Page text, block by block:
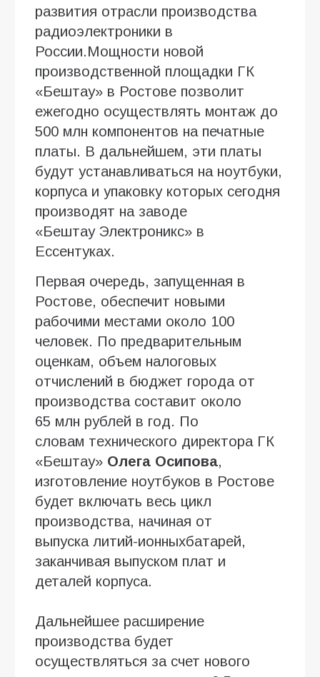
развития отрасли производства
радиоэлектроники в
России.Мощности новой
производственной площадки ГК
«Бештау» в Ростове позволит
ежегодно осуществлять монтаж до
500 млн компонентов на печатные
платы. В дальнейшем, эти платы
будут устанавливаться на ноутбуки,
корпуса и упаковку которых сегодня
производят на заводе
«Бештау Электроникс» в
Ессентуках.
Первая очередь, запущенная в
Ростове, обеспечит новыми
рабочими местами около 100
человек. По предварительным
оценкам, объем налоговых
отчислений в бюджет города от
производства составит около
65 млн рублей в год. По
словам технического директора ГК
«Бештау» Олега Осипова,
изготовление ноутбуков в Ростове
будет включать весь цикл
производства, начиная от
выпуска литий-ионныхбатарей,
заканчивая выпуском плат и
деталей корпуса.
Дальнейшее расширение
производства будет
осуществляться за счет нового